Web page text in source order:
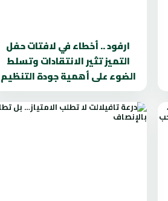
ارفود .. أخطاء في لافتات حفل
التميز تثير الانتقادات وتسلط
الضوء على أهمية جودة التنظيم